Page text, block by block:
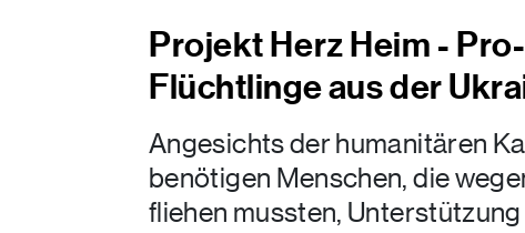
Projekt Herz Heim -
Flüchtlinge aus der
Angesichts der humanitären
benötigen Menschen, die
fliehen mussten,